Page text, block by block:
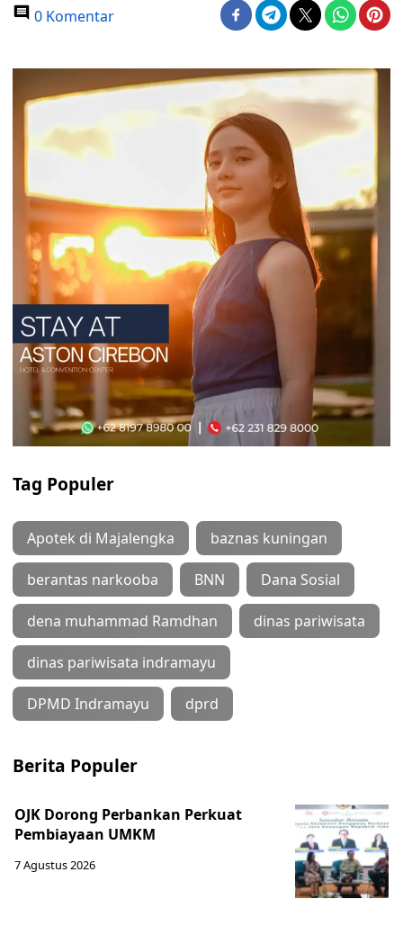
0 Komentar
Tag Populer
Apotek di Majalengka baznas kuningan
berantas narkooba BNN Dana Sosial
dena muhammad Ramdhan dinas pariwisata
dinas pariwisata indramayu
DPMD Indramayu dprd
Berita Populer
OJK Dorong Perbankan Perkuat
Pembiayaan UMKM
7 Agustus 2026